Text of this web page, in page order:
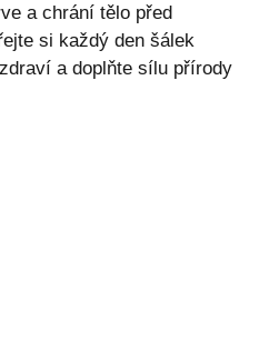
a chrání tělo před
si každý den šálek
a doplňte sílu přírody